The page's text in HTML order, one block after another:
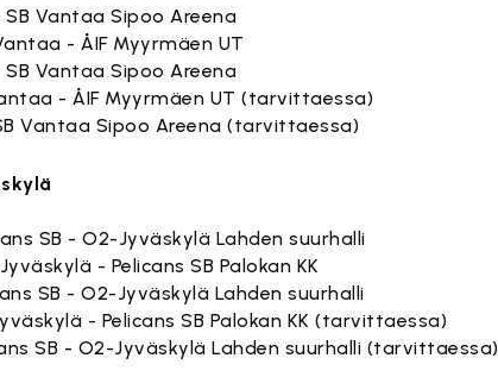
SB Vantaa Sipoo Areena
- ÅIF Myyrmäen UT
SB Vantaa Sipoo Areena
- ÅIF Myyrmäen UT (tarvittaessa)
SB Vantaa Sipoo Areena (tarvittaessa)
SB - O2-Jyväskylä Lahden suurhalli
- Pelicans SB Palokan KK
SB - O2-Jyväskylä Lahden suurhalli
- Pelicans SB Palokan KK (tarvittaessa)
SB - O2-Jyväskylä Lahden suurhalli (tarvittaessa)